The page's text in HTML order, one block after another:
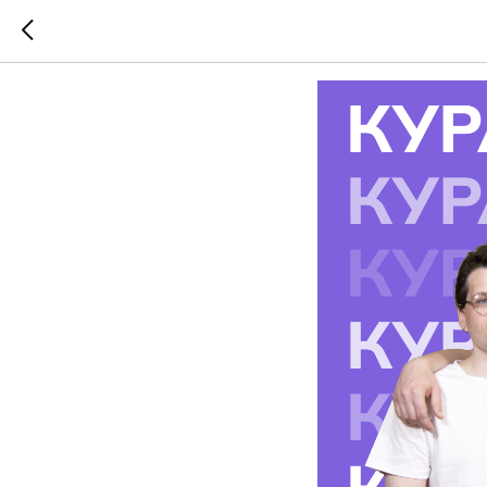
Зачем